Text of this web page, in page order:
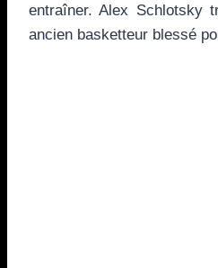
entraîner. Alex Schlotsky
ancien basketteur blessé